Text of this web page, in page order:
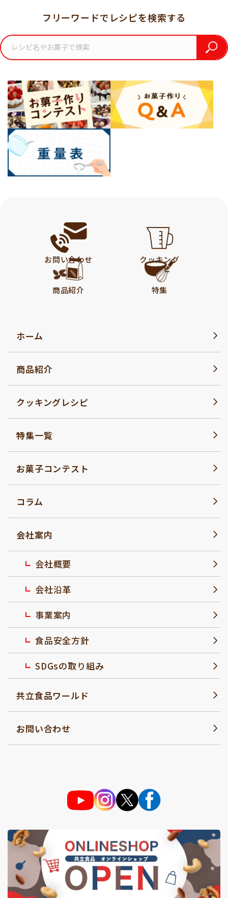
フリーワードでレシピを検索する
お問い合わせ
クッキング
レシピ
商品紹介
特集
ホーム
商品紹介
クッキングレシピ
特集一覧
お菓子コンテスト
コラム
会社案内
会社概要
会社沿革
事業案内
食品安全方針
SDGsの取り組み
共立食品ワールド
お問い合わせ